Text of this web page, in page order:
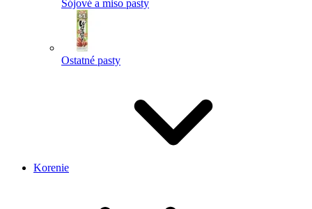
Sójové a miso pasty
Ostatné pasty
Korenie